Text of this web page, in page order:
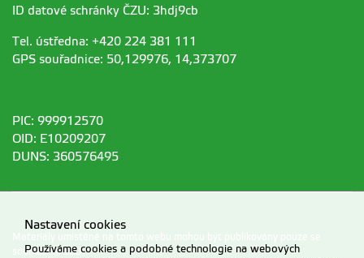
ID datové schránky ČZU: 3hdj9cb
Tel. ústředna: +420 224 381 111
GPS souřadnice: 50,129976, 14,373707
PIC: 999912570
OID: E10209207
DUNS: 360576495
souhlasem ČZU.
Nastavení cookies
Používáme cookies a podobné technologie na webových